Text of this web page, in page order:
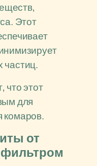
Этот
частиц.
что этот
для
комаров.
от